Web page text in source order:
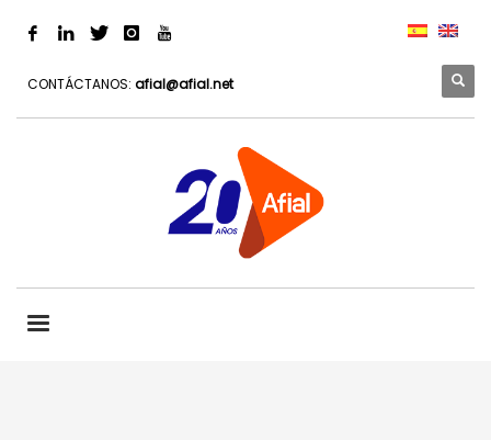
CONTÁCTANOS: afial@afial.net